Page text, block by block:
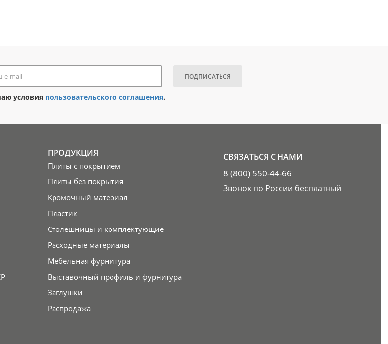
ПОДПИСАТЬСЯ
условия пользовательского соглашения.
ПРОДУКЦИЯ
Плиты с покрытием
Плиты без покрытия
Кромочный материал
Пластик
Столешницы и комплектующие
Расходные материалы
Мебельная фурнитура
Выставочный профиль и фурнитура
Заглушки
Распродажа
СВЯЗАТЬСЯ С НАМИ
8 (800) 550-44-66
Звонок по России бесплатный